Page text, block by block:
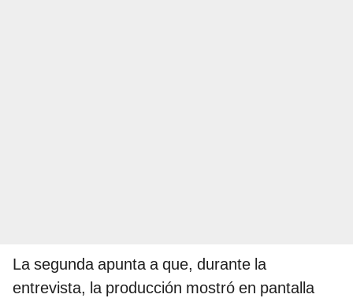
La segunda apunta a que, durante la
entrevista, la producción mostró en pantalla